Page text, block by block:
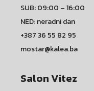
SUB: 09:00 – 16:00
NED: neradni dan
+387 36 55 82 95
mostar@kalea.ba
Salon Vitez